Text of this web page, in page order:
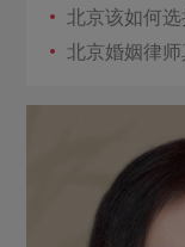
北京该如何
北京婚姻律